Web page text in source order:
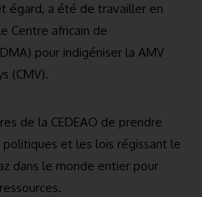
égard, a été de travailler en
Centre africain de
pour indigéniser la AMV
(CMV).
de la CEDEAO de prendre
politiques et les lois régissant le
dans le monde entier pour